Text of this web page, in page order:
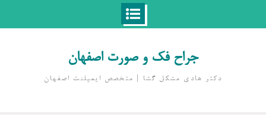
جراح فک و صورت اصفهان
دکتر هادی مشکل گشا | متخصص ايمپلنت اصفهان